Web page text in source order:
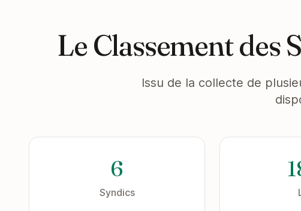
Le Classement des
Issu de la collecte de
6
Syndics